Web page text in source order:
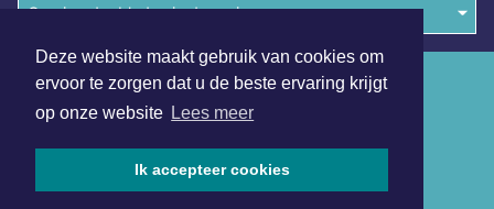
Deze website maakt gebruik van cookies om
ervoor te zorgen dat u de beste ervaring krijgt
op onze website Lees meer
Ik accepteer cookies
Overige dagbladen in de regio
Algemene voorwaarden
Disclaimer